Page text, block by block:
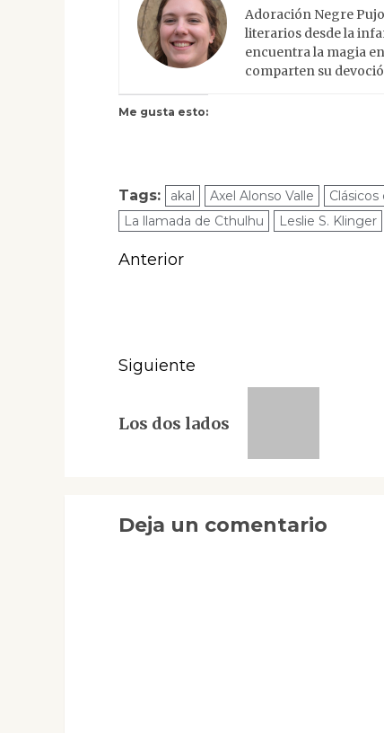
Adoración Negre
literarios desde la
encuentra la magia
comparten su
Me gusta esto:
Tags: akal Axel Alonso Valle
La llamada de Cthulhu
Leslie S. Klinger
Navegación
Anterior
Siguiente
entrada:
Los dos lados
Deja un comentario